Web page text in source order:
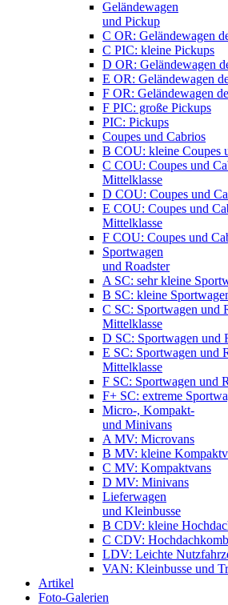
Geländewagen
und Pickup
C OR: Geländewagen
C PIC: kleine Pickups
D OR: Geländewagen
E OR: Geländewagen
F OR: Geländewagen
F PIC: große Pickups
PIC: Pickups
Coupes und Cabrios
B COU: kleine Coupes
C COU: Coupes und
Mittelklasse
D COU: Coupes und
E COU: Coupes und
Mittelklasse
F COU: Coupes und
Sportwagen
und Roadster
A SC: sehr kleine
B SC: kleine
C SC: Sportwagen und
Mittelklasse
D SC: Sportwagen und
E SC: Sportwagen und
Mittelklasse
F SC: Sportwagen und
F+ SC: extreme
Micro-, Kompakt-
und Minivans
A MV: Microvans
B MV: kleine
C MV: Kompaktvans
D MV: Minivans
Lieferwagen
und Kleinbusse
B CDV: kleine
C CDV:
LDV: Leichte
VAN: Kleinbusse und
Artikel
Foto-Galerien